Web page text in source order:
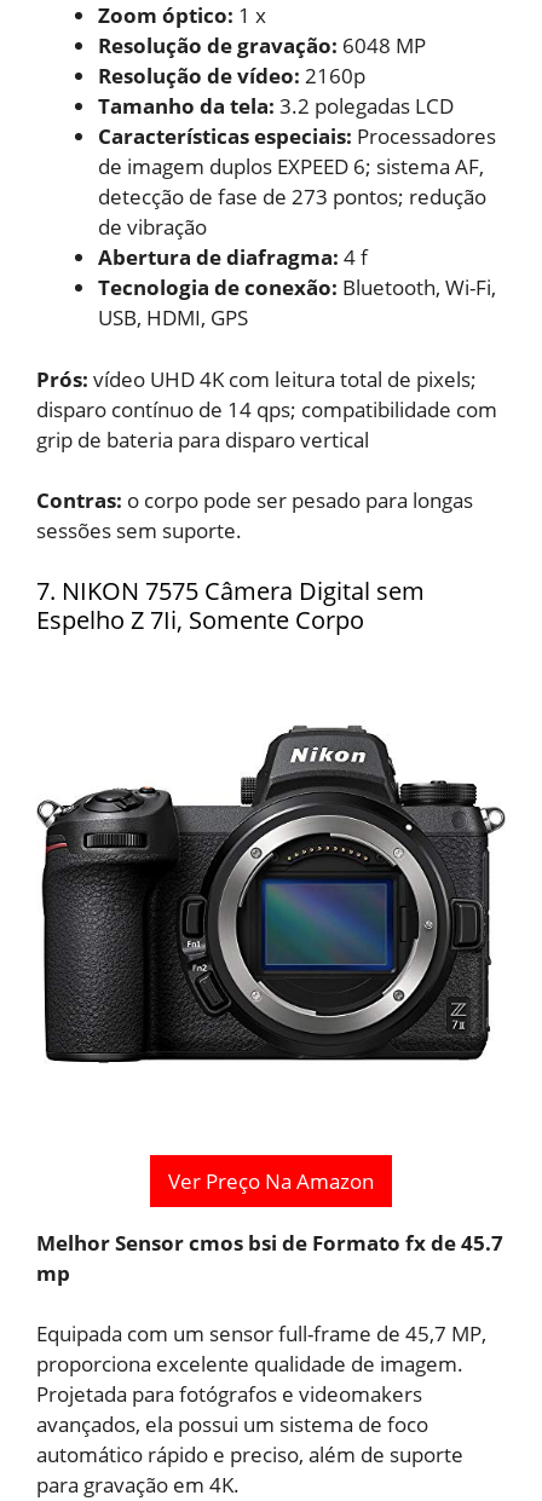
Zoom óptico: ‎1 x
Resolução de gravação: ‎6048 MP
Resolução de vídeo: ‎2160p
Tamanho da tela: ‎ 3.2 polegadas LCD
Características especiais: ‎Processadores
de imagem duplos EXPEED 6; sistema AF,
detecção de fase de 273 pontos; redução
de vibração
Abertura de diafragma: ‎4 f
Tecnologia de conexão: Bluetooth, Wi-Fi,
USB, HDMI, GPS
Prós: vídeo UHD 4K com leitura total de pixels;
disparo contínuo de 14 qps; compatibilidade com
grip de bateria para disparo vertical
Contras: o corpo pode ser pesado para longas
sessões sem suporte.
7. NIKON 7575 Câmera Digital sem
Espelho Z 7Ii, Somente Corpo
Ver Preço Na Amazon
Melhor Sensor cmos bsi de Formato fx de 45.7
mp
Equipada com um sensor full-frame de 45,7 MP,
proporciona excelente qualidade de imagem.
Projetada para fotógrafos e videomakers
avançados, ela possui um sistema de foco
automático rápido e preciso, além de suporte
para gravação em 4K.